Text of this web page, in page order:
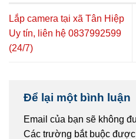
Lắp camera tại xã Tân Hiệp
Uy tín, liên hệ 0837992599
(24/7)
Để lại một bình luận
Email của bạn sẽ không
Các trường bắt buộc